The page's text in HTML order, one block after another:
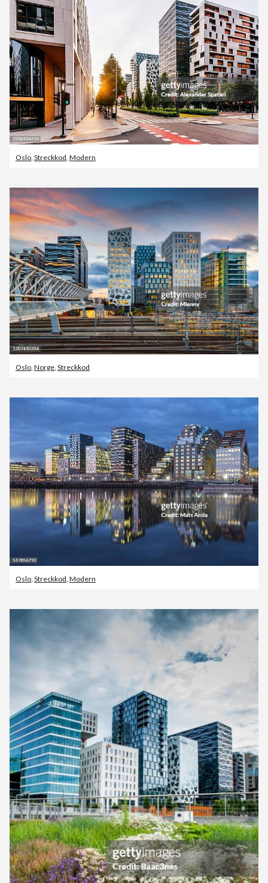
Oslo, Streckkod, Modern
Oslo Norge Streckkod
Oslo Streckkod Modern